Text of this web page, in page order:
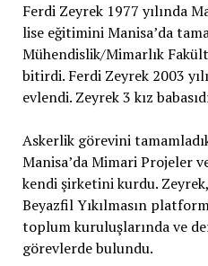
Ferdi Zeyrek 1977 yılında
lise eğitimini Manisa’da
Mühendislik/Mimarlık
bitirdi. Ferdi Zeyrek 2003
evlendi. Zeyrek 3 kız
Askerlik görevini
Manisa’da Mimari Projeler
kendi şirketini kurdu.
Beyazfil Yıkılmasın
toplum kuruluşlarında ve
görevlerde bulundu.